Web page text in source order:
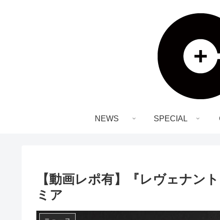
NEWS SPECIAL
【動画レポ有】『レヴェナン
ミア